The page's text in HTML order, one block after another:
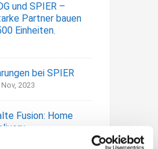
und SPIER –
Partner bauen
Einheiten.
bei SPIER
Nov, 2023
Fusion: Home